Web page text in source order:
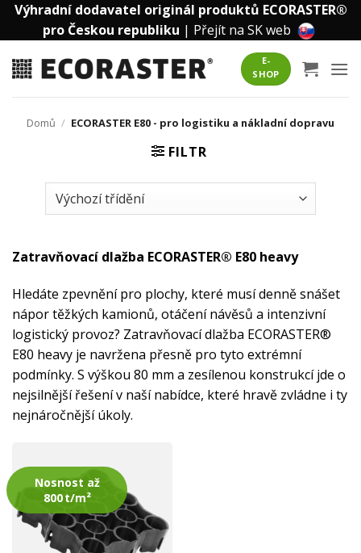
Přeskočit
Výhradní dodavatel originál produktů ECORASTER®
pro Českou republiku | Přejít na SK web
E-
SHOP
Domů / ECORASTER E80 - pro logistiku a nákladní dopravu
FILTR
Zatravňovací dlažba ECORASTER® E80 heavy
Hledáte zpevnění pro plochy, které musí denně snášet
nápor těžkých kamionů, otáčení návěsů a intenzivní
logistický provoz? Zatravňovací dlažba ECORASTER®
E80 heavy je navržena přesně pro tyto extrémní
podmínky. S výškou 80 mm a zesílenou konstrukcí jde o
nejsilnější řešení v naší nabídce, které hravě zvládne i ty
nejnáročnější úkoly.
Nosnost až
800 t/m²